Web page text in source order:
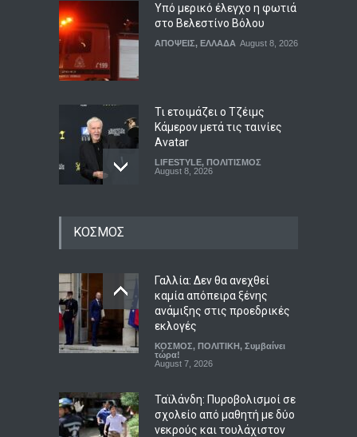
Υπό μερικό έλεγχο η φωτιά
στο Βελεστίνο Βόλου
ΑΠΟΨΕΙΣ, ΕΛΛΑΔΑ August 8, 2026
Τι ετοιμάζει ο Τζέιμς
Κάμερον μετά τις ταινίες
Avatar
LIFESTYLE, ΠΟΛΙΤΙΣΜΟΣ
August 8, 2026
Τα σημαντικότερα νέα της
ημέρας
Συμβαίνει τώρα!
Ημέρας
ΚΟΣΜΟΣ
Γαλλία: Δεν θα ανεχθεί
καμία απόπειρα ξένης
ανάμιξης στις προεδρικές
εκλογές
ΚΟΣΜΟΣ, ΠΟΛΙΤΙΚΗ, Συμβαίνει
τώρα!
August 7, 2026
Ταϊλάνδη: Πυροβολισμοί σε
σχολείο από μαθητή με δύο
νεκρούς και τουλάχιστον